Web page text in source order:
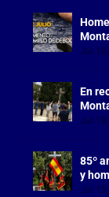
Jul
En
Jul
85º
y
Jul